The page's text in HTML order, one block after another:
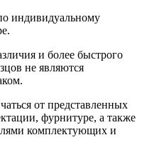
индивидуальному
и более быстрого
не являются
от представленных
фурнитуре, а также
комплектующих и